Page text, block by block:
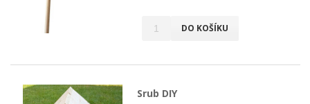
DO KOŠÍKU
Srub DIY